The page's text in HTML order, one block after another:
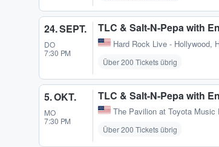
24. SEPT.
DO
7:30 PM
TLC & Salt-N-Pepa with
Hard Rock Live - Hollywood,
Über 200 Tickets übrig
5. OKT.
MO
7:30 PM
TLC & Salt-N-Pepa with
The Pavilion at Toyota Music
Über 200 Tickets übrig